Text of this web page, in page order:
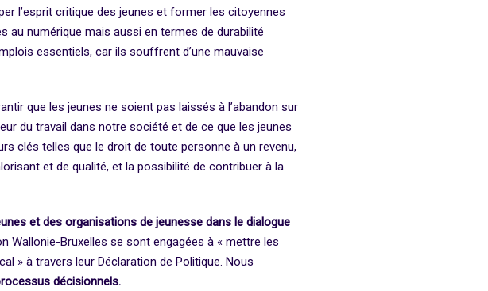
l’esprit critique des jeunes et former les citoyennes
au numérique mais aussi en termes de durabilité
essentiels, car ils souffrent d’une mauvaise
que les jeunes ne soient pas laissés à l’abandon sur
du travail dans notre société et de ce que les jeunes
clés telles que le droit de toute personne à un revenu,
et de qualité, et la possibilité de contribuer à la
et des organisations de jeunesse dans le dialogue
Wallonie-Bruxelles se sont engagées à « mettre les
» à travers leur Déclaration de Politique. Nous
décisionnels.